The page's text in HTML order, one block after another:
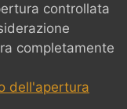
controllata
completamente
dell'apertura